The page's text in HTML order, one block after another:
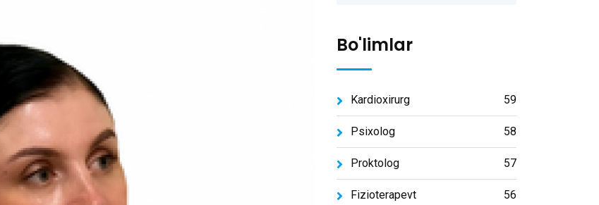
Bo'limlar
Kardioxirurg 59
Psixolog 58
Proktolog 57
Fizioterapevt 56